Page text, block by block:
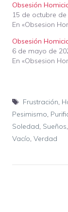
Obsesión
15 de octubre
En «Obsesion
Obsesión
6 de mayo de
En «Obsesion
Etiquetas
Frustración,
Pesimismo,
Soledad, Sueños,
Vacío, Verdad